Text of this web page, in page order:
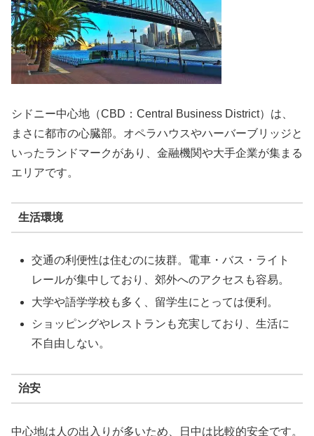
シドニー中心地（CBD：Central Business District）は、
まさに都市の心臓部。オペラハウスやハーバーブリッジと
いったランドマークがあり、金融機関や大手企業が集まる
エリアです。
生活環境
交通の利便性は住むのに抜群。電車・バス・ライト
レールが集中しており、郊外へのアクセスも容易。
大学や語学学校も多く、留学生にとっては便利。
ショッピングやレストランも充実しており、生活に
不自由しない。
治安
中心地は人の出入りが多いため、日中は比較的安全です。